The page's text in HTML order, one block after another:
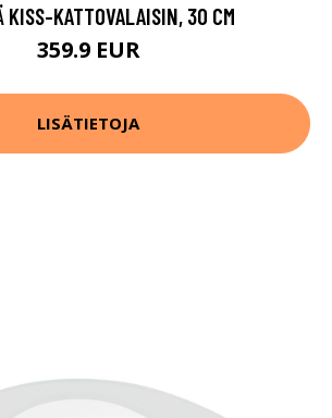
KISS-KATTOVALAISIN, 30 CM
359.9 EUR
LISÄTIETOJA